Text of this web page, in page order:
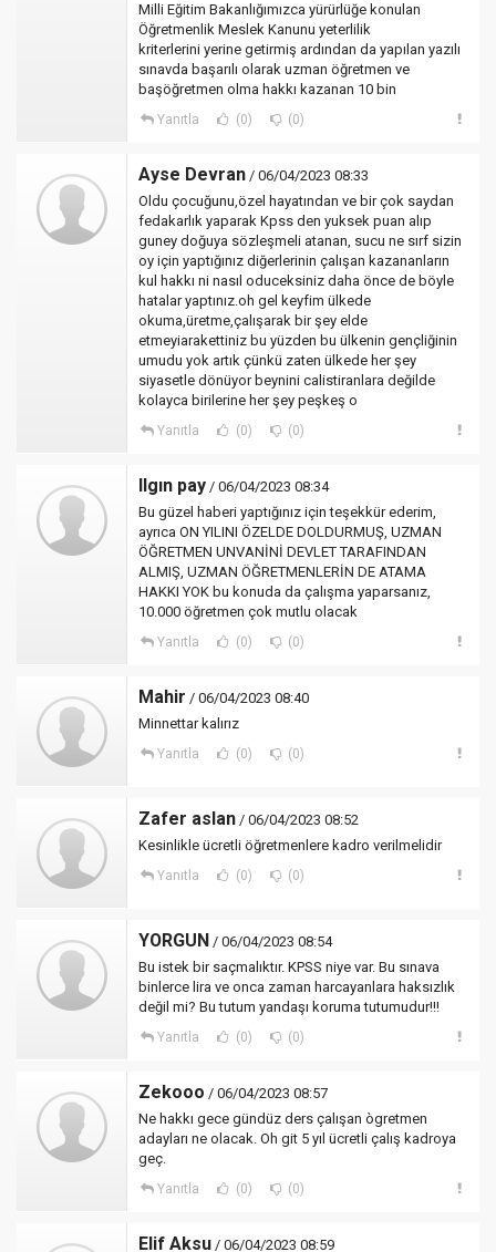
Milli Eğitim Bakanlığımızca yürürlüğe konulan
Öğretmenlik Meslek Kanunu yeterlilik
kriterlerini yerine getirmiş ardından da yapılan yazılı
sınavda başarılı olarak uzman öğretmen ve
başöğretmen olma hakkı kazanan 10 bin
Yanıtla (0) (0)
Ayse Devran / 06/04/2023 08:33
Oldu çocuğunu,özel hayatından ve bir çok saydan
fedakarlık yaparak Kpss den yuksek puan alıp
guney doğuya sözleşmeli atanan, sucu ne sırf sizin
oy için yaptığınız diğerlerinin çalışan kazananların
kul hakkı ni nasıl oduceksiniz daha önce de böyle
hatalar yaptınız.oh gel keyfim ülkede
okuma,üretme,çalışarak bir şey elde
etmeyiarakettiniz bu yüzden bu ülkenin gençliğinin
umudu yok artık çünkü zaten ülkede her şey
siyasetle dönüyor beynini calistiranlara değilde
kolayca birilerine her şey peşkeş o
Yanıtla (0) (0)
Ilgın pay / 06/04/2023 08:34
Bu güzel haberi yaptığınız için teşekkür ederim,
ayrıca ON YILINI ÖZELDE DOLDURMUŞ, UZMAN
ÖĞRETMEN UNVANİNİ DEVLET TARAFINDAN
ALMIŞ, UZMAN ÖĞRETMENLERİN DE ATAMA
HAKKI YOK bu konuda da çalışma yaparsanız,
10.000 öğretmen çok mutlu olacak
Yanıtla (0) (0)
Mahir / 06/04/2023 08:40
Minnettar kalırız
Yanıtla (0) (0)
Zafer aslan / 06/04/2023 08:52
Kesinlikle ücretli öğretmenlere kadro verilmelidir
Yanıtla (0) (0)
YORGUN / 06/04/2023 08:54
Bu istek bir saçmalıktır. KPSS niye var. Bu sınava
binlerce lira ve onca zaman harcayanlara haksızlık
değil mi? Bu tutum yandaşı koruma tutumudur!!!
Yanıtla (0) (0)
Zekooo / 06/04/2023 08:57
Ne hakkı gece gündüz ders çalışan ògretmen
adayları ne olacak. Oh git 5 yıl ücretli çalış kadroya
geç.
Yanıtla (0) (0)
Elif Aksu / 06/04/2023 08:59